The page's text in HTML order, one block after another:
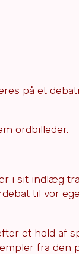
på et
ordbilleder.
i sit indlæg
til vor
et hold af
fra den